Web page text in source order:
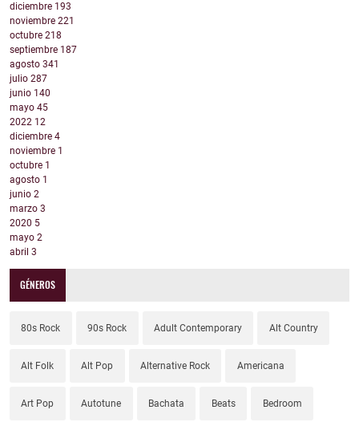
diciembre 193
noviembre 221
octubre 218
septiembre 187
agosto 341
julio 287
junio 140
mayo 45
2022 12
diciembre 4
noviembre 1
octubre 1
agosto 1
junio 2
marzo 3
2020 5
mayo 2
abril 3
GÉNEROS
80s Rock 90s Rock Adult Contemporary Alt Country
Alt Folk Alt Pop Alternative Rock Americana
Art Pop Autotune Bachata Beats Bedroom